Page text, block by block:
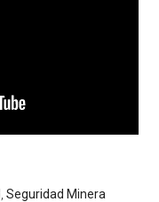
,Seguridad Minera